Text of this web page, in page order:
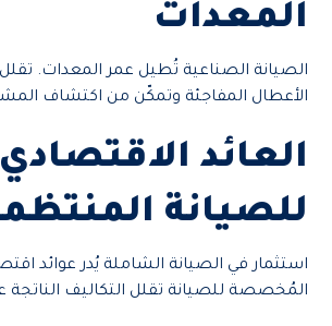
المعدات
الصيانة الصناعية تُطيل عمر المعدات.
الأعطال المفاجئة وتمكّن من اكتشاف
العائد الاقتصادي
للصيانة
استثمار في الصيانة الشاملة يُدر عوائد
المُخصصة للصيانة تقلل التكاليف الناتجة